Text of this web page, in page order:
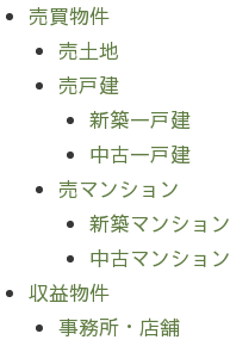
売買物件
売土地
売戸建
新築一戸建
中古一戸建
売マンション
新築マンション
中古マンション
収益物件
事務所・店舗